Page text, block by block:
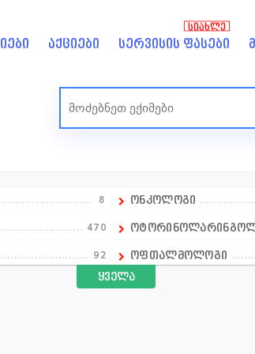
აქციები სერვისის ფასები
ᲡᲘᲐᲮᲚᲔ
8
470
92
520
ონკოლოგი
ოფთალმოლოგი
ოჯახის ექიმი
ყველა